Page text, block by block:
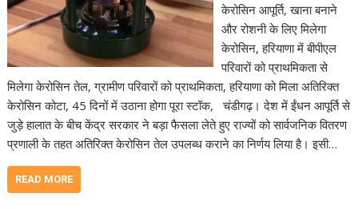
केरोसिन आपूर्ति, खाना बनाने
और रोशनी के लिए मिलेगा
केरोसिन, हरियाणा में बीपीएल
परिवारों को प्राथमिकता से
मिलेगा केरोसिन तेल, ग्रामीण परिवारों को प्राथमिकता, हरियाणा को मिला अतिरिक्त
केरोसिन कोटा, 45 दिनों में उठाना होगा पूरा स्टॉक, चंडीगढ़। देश में ईंधन आपूर्ति से
जुड़े हालात के बीच केंद्र सरकार ने बड़ा फैसला लेते हुए राज्यों को सार्वजनिक वितरण
प्रणाली के तहत अतिरिक्त केरोसिन तेल उपलब्ध कराने का निर्णय लिया है। इसी…
READ MORE